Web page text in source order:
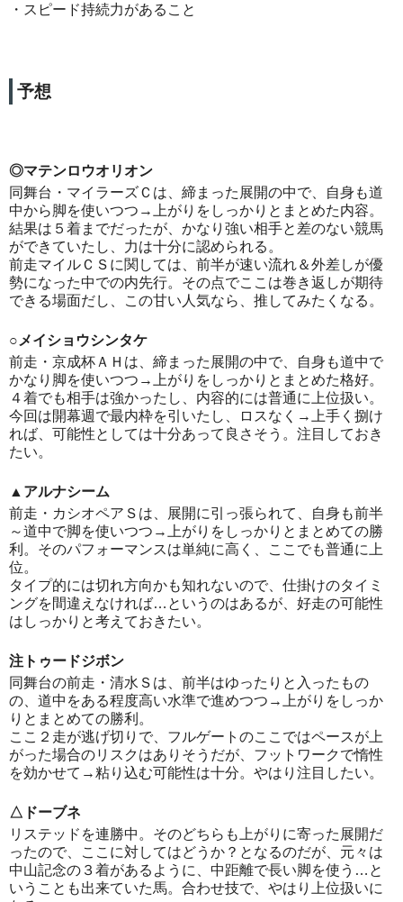
・スピード持続力があること
予想
◎マテンロウオリオン
同舞台・マイラーズＣは、締まった展開の中で、自身も道
中から脚を使いつつ→上がりをしっかりとまとめた内容。
結果は５着までだったが、かなり強い相手と差のない競馬
ができていたし、力は十分に認められる。
前走マイルＣＳに関しては、前半が速い流れ＆外差しが優
勢になった中での内先行。その点でここは巻き返しが期待
できる場面だし、この甘い人気なら、推してみたくなる。
○メイショウシンタケ
前走・京成杯ＡＨは、締まった展開の中で、自身も道中で
かなり脚を使いつつ→上がりをしっかりとまとめた格好。
４着でも相手は強かったし、内容的には普通に上位扱い。
今回は開幕週で最内枠を引いたし、ロスなく→上手く捌け
れば、可能性としては十分あって良さそう。注目しておき
たい。
▲アルナシーム
前走・カシオペアＳは、展開に引っ張られて、自身も前半
～道中で脚を使いつつ→上がりをしっかりとまとめての勝
利。そのパフォーマンスは単純に高く、ここでも普通に上
位。
タイプ的には切れ方向かも知れないので、仕掛けのタイミ
ングを間違えなければ…というのはあるが、好走の可能性
はしっかりと考えておきたい。
注トゥードジボン
同舞台の前走・清水Ｓは、前半はゆったりと入ったもの
の、道中をある程度高い水準で進めつつ→上がりをしっか
りとまとめての勝利。
ここ２走が逃げ切りで、フルゲートのここではペースが上
がった場合のリスクはありそうだが、フットワークで惰性
を効かせて→粘り込む可能性は十分。やはり注目したい。
△ドーブネ
リステッドを連勝中。そのどちらも上がりに寄った展開だ
ったので、ここに対してはどうか？となるのだが、元々は
中山記念の３着があるように、中距離で長い脚を使う…と
いうことも出来ていた馬。合わせ技で、やはり上位扱いに